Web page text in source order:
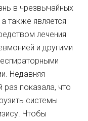
в чрезвычайных
а также является
лечения
и другими
Недавняя
раз показала, что
системы
Чтобы